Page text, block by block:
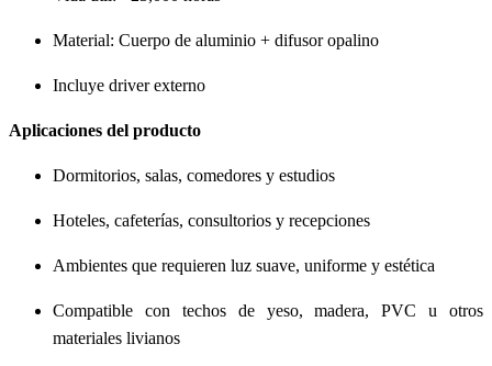
Material: Cuerpo de aluminio + difusor opalino
Incluye driver externo
Aplicaciones del producto
Dormitorios, salas, comedores y estudios
Hoteles, cafeterías, consultorios y recepciones
Ambientes que requieren luz suave, uniforme y estética
Compatible con techos de yeso, madera, PVC u otros
materiales livianos